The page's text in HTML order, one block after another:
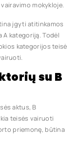
mokykloje.
įgyti atitinkamos
kategoriją. Todėl
kategorijos teisė
su B
aktus, B
teisės vairuoti
priemonę, būtina